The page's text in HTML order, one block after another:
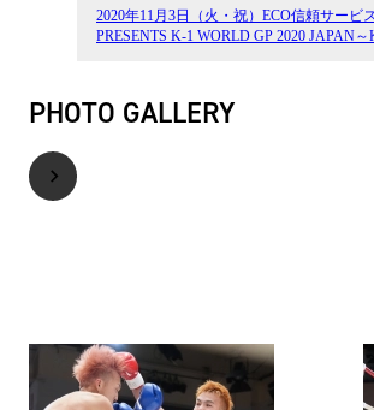
2020年11月3日（火・祝）ECO信頼サービ
PRESENTS K-1 WORLD GP 2020 JAPAN
PHOTO GALLERY